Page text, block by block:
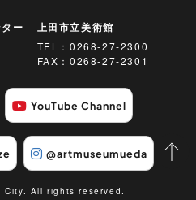
ー 上田市立美術館
TEL： 0268-27-2300
FAX：0268-27-2301
YouTube Channel
@artmuseumueda
City. All rights reserved.